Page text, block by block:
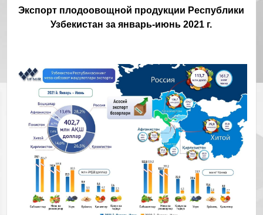
Экспорт плодоовощной продукции Республики
Узбекистан за январь-июнь 2021 г.